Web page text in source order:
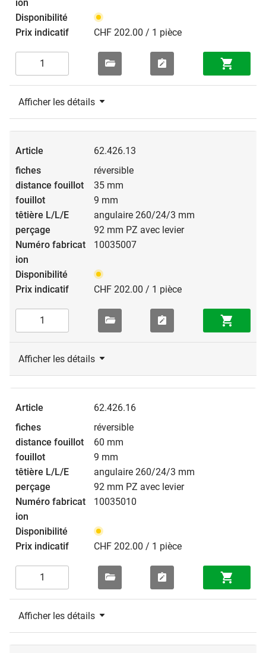
CHF 202.00 / 1 pièce
Afficher les détails
62.426.13
réversible
35 mm
9 mm
angulaire 260/24/3 mm
92 mm PZ avec levier
10035007
CHF 202.00 / 1 pièce
Afficher les détails
62.426.16
réversible
60 mm
9 mm
angulaire 260/24/3 mm
92 mm PZ avec levier
10035010
CHF 202.00 / 1 pièce
Afficher les détails